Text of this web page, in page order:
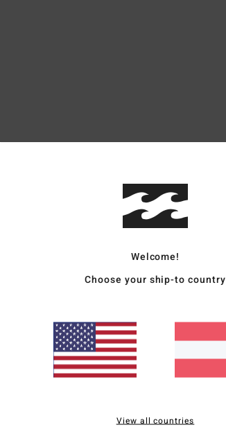
Durchschnittliche Bewertung
Welcome!
Choose your ship-to country
View all countries